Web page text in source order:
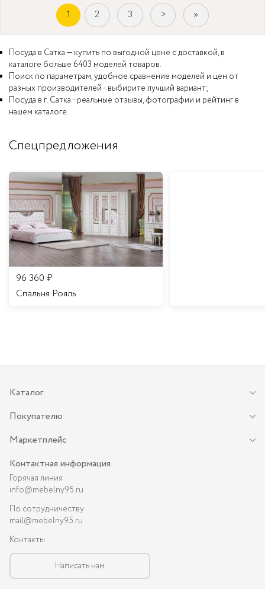
1 2 3 > »
Посуда в Сатка — купить по выгодной цене с доставкой, в
каталоге больше 6403 моделей товаров.
Поиск по параметрам, удобное сравнение моделей и цен от
разных производителей - выбирите лучший вариант;
Посуда в г. Сатка - реальные отзывы, фотографии и рейтинг в
нашем каталоге.
Спецпредложения
96 360 ₽
Спальня Рояль
Каталог
Покупателю
Маркетплейс
Контактная информация
Горячая линия
info@mebelny95.ru
По сотрудничеству
mail@mebelny95.ru
Контакты
Написать нам